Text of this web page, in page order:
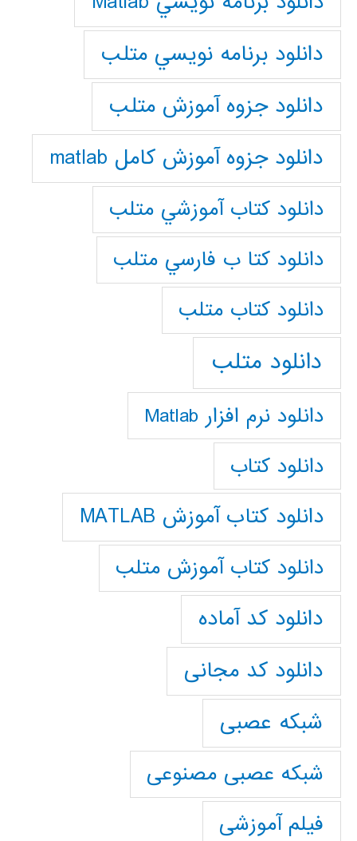
دانلود برنامه نويسي متلب
دانلود جزوه آموزش متلب
دانلود جزوه آموزش کامل matlab
دانلود كتاب آموزشي متلب
دانلود كتا ب فارسي متلب
دانلود كتاب متلب
دانلود متلب
دانلود نرم افزار Matlab
دانلود کتاب
دانلود کتاب آموزش MATLAB
دانلود کتاب آموزش متلب
دانلود کد آماده
دانلود کد مجانی
شبکه عصبی
شبکه عصبی مصنوعی
فیلم آموزشی